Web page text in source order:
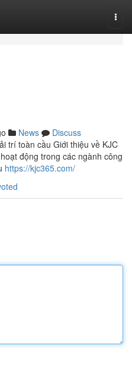
News
Discuss
trí toàn cầu Giới thiệu về KJC
động trong các ngành công
https://kjc365.com/